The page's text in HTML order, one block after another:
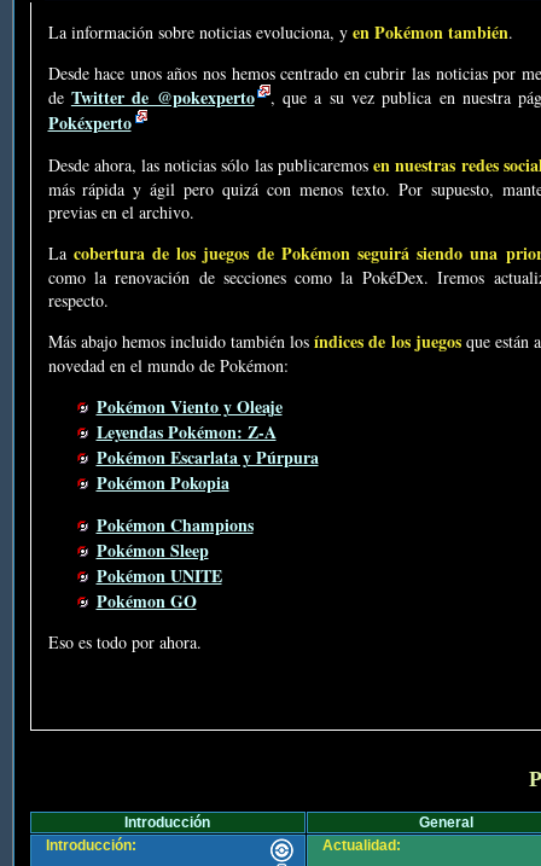
La información sobre noticias evoluciona, y en Pokémon también.
Desde hace unos años nos hemos centrado en cubrir las noticias por
de Twitter de @pokexperto , que a su vez publica en nuestra
Pokéxperto
Desde ahora, las noticias sólo las publicaremosen nuestras redes
más rápida y ágil pero quizá con menos texto. Por supuesto,
previas en el archivo.
La cobertura de los juegos de Pokémon seguirá siendo una
como la renovación de secciones como la PokéDex. Iremos
respecto.
Más abajo hemos incluido también losíndices de los juegosque están
novedad en el mundo de Pokémon:
Pokémon Viento y Oleaje
Leyendas Pokémon: Z-A
Pokémon Escarlata y Púrpura
Pokémon Pokopia
Pokémon Champions
Pokémon Sleep
Pokémon UNITE
Pokémon GO
Eso es todo por ahora.
Introducción
General
Introducción:
Actualidad: